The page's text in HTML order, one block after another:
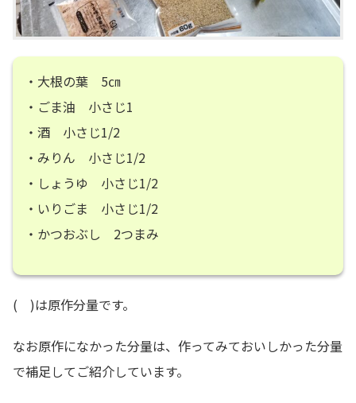
・大根の葉 5㎝
・ごま油 小さじ1
・酒 小さじ1/2
・みりん 小さじ1/2
・しょうゆ 小さじ1/2
・いりごま 小さじ1/2
・かつおぶし 2つまみ
( )は原作分量です。
なお原作になかった分量は、作ってみておいしかった分量
で補足してご紹介しています。